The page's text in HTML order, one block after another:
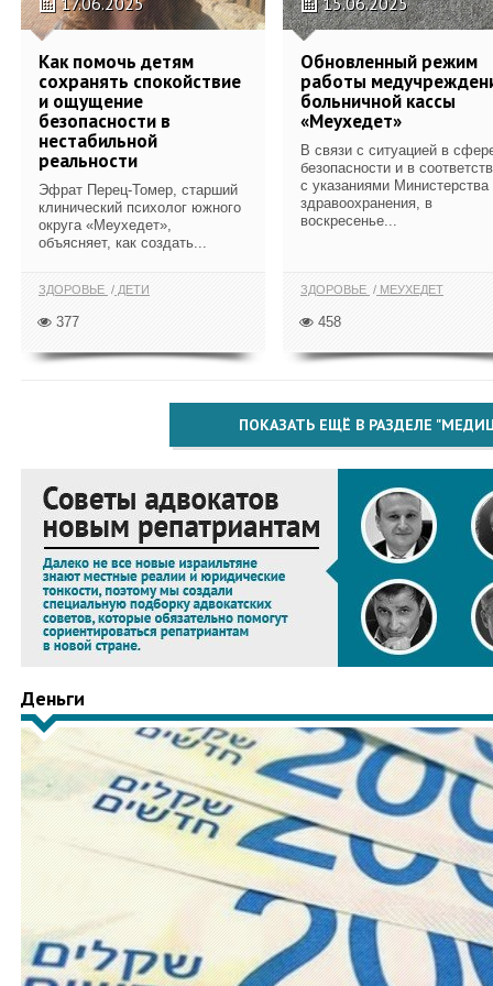
Как помочь детям
сохранять спокойствие
и ощущение
безопасности в
нестабильной
реальности
Эфрат Перец-Томер, старший
клинический психолог южного
округа «Меухедет»,
объясняет, как создать...
ЗДОРОВЬЕ ДЕТИ
377
Обновленный режим
работы
больничной кассы
«Меухедет»
В связи с ситуацией в
безопасности и в
с указаниями Министерства
здравоохранения, в
воскресенье...
ЗДОРОВЬЕ МЕУХЕДЕТ
458
ПОКАЗАТЬ ЕЩЁ В РАЗДЕЛЕ
Деньги